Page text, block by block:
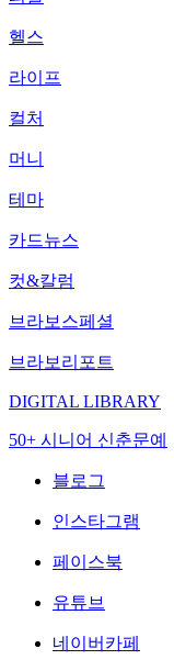
헬스
라이프
컬처
머니
테마
카드뉴스
컷&칼럼
브라보스페셜
브라보리포트
DIGITAL LIBRARY
50+ 시니어 신춘문예
블로그
인스타그램
페이스북
유튜브
네이버카페